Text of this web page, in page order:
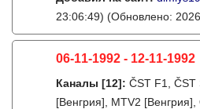
23:06:49) (Обновлено:
06-11-1992 - 12-11-1992
Каналы [12]: ČST F1, ČST
[Венгрия], MTV2